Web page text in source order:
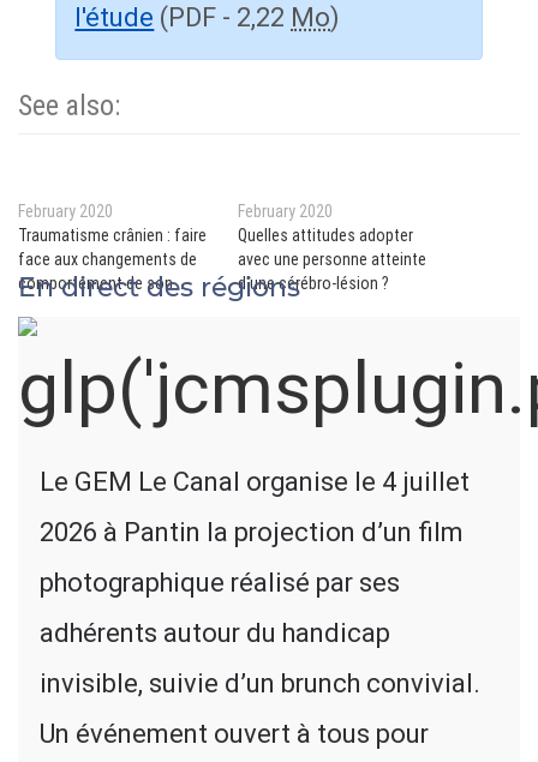
l'étude (PDF - 2,22 Mo)
See also:
February 2020
Traumatisme crânien : faire
face aux changements de
comportement de son
February 2020
Quelles attitudes adopter
avec une personne atteinte
d'une cérébro-lésion ?
En direct des régions
Le GEM Le Canal organise le 4 juillet
2026 à Pantin la projection d’un film
photographique réalisé par ses
adhérents autour du handicap
invisible, suivie d’un brunch convivial.
Un événement ouvert à tous pour